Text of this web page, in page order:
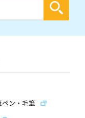
ン・毛筆